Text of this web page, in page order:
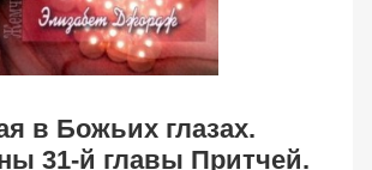
в Божьих глазах.
31-й главы Притчей.